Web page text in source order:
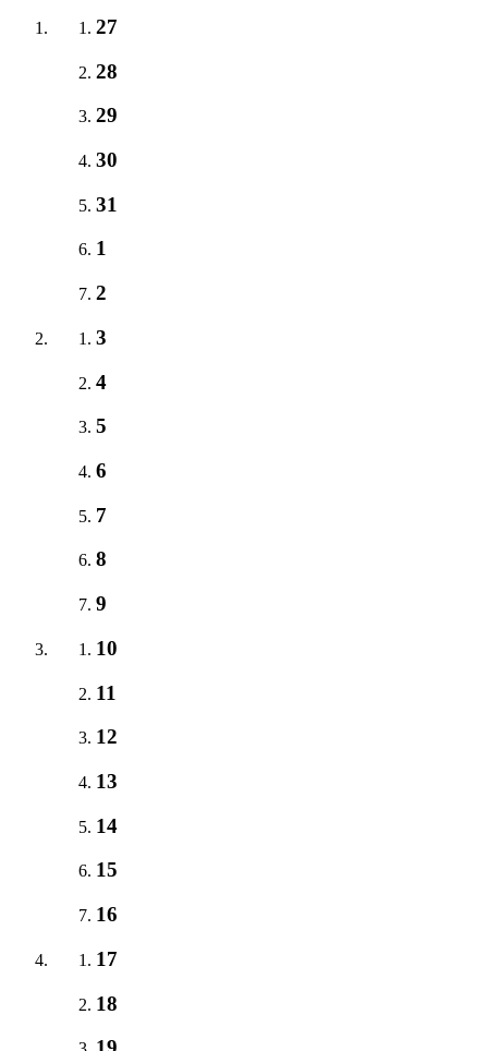
27
28
29
30
31
1
2
3
4
5
6
7
8
9
10
11
12
13
14
15
16
17
18